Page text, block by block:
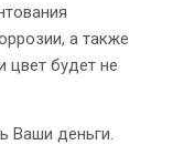
а также
цвет будет не
Ваши деньги.